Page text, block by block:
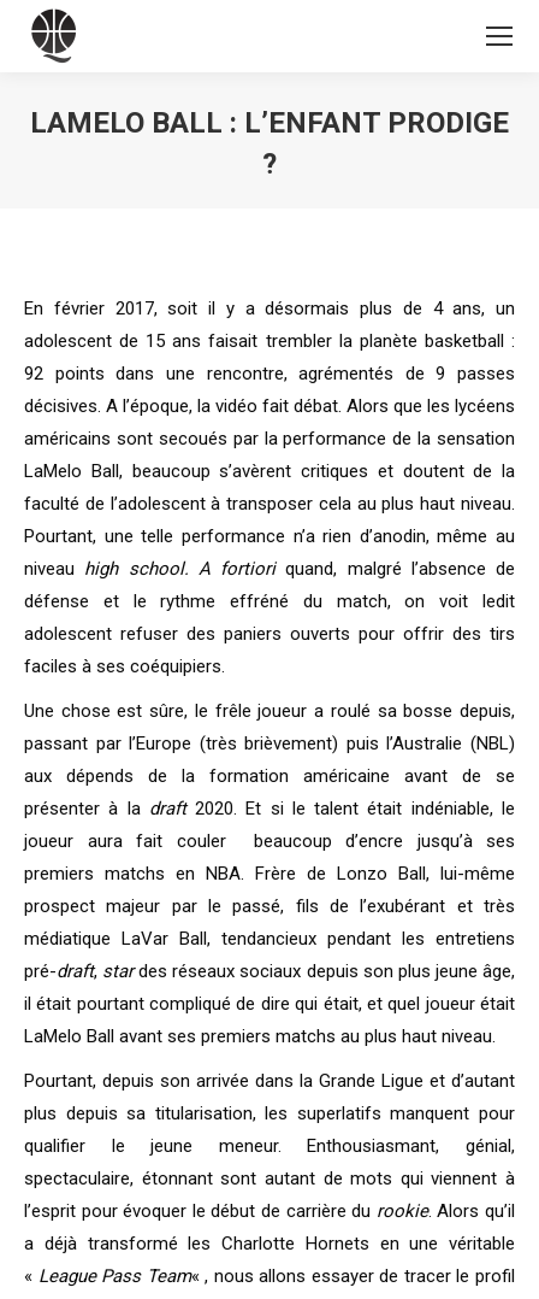
LAMELO BALL : L’ENFANT PRODIGE
?
En février 2017, soit il y a désormais plus de 4 ans, un
adolescent de 15 ans faisait trembler la planète basketball :
92 points dans une rencontre, agrémentés de 9 passes
décisives. A l’époque, la vidéo fait débat. Alors que les lycéens
américains sont secoués par la performance de la sensation
LaMelo Ball, beaucoup s’avèrent critiques et doutent de la
faculté de l’adolescent à transposer cela au plus haut niveau.
Pourtant, une telle performance n’a rien d’anodin, même au
niveau high school. A fortioriquand, malgré l’absence de
défense et le rythme effréné du match, on voit ledit
adolescent refuser des paniers ouverts pour offrir des tirs
faciles à ses coéquipiers.
Une chose est sûre, le frêle joueur a roulé sa bosse depuis,
passant par l’Europe (très brièvement) puis l’Australie (NBL)
aux dépends de la formation américaine avant de se
présenter à la draft2020. Et si le talent était indéniable, le
joueur aura fait couler beaucoup d’encre jusqu’à ses
premiers matchs en NBA. Frère de Lonzo Ball, lui-même
prospect majeur par le passé, fils de l’exubérant et très
médiatique LaVar Ball, tendancieux pendant les entretiens
pré-draft, stardes réseaux sociaux depuis son plus jeune âge,
il était pourtant compliqué de dire qui était, et quel joueur était
LaMelo Ball avant ses premiers matchs au plus haut niveau.
Pourtant, depuis son arrivée dans la Grande Ligue et d’autant
plus depuis sa titularisation, les superlatifs manquent pour
qualifier le jeune meneur. Enthousiasmant, génial,
spectaculaire, étonnant sont autant de mots qui viennent à
l’esprit pour évoquer le début de carrière du rookie. Alors qu’il
a déjà transformé les Charlotte Hornets en une véritable
« League Pass Team« , nous allons essayer de tracer le profil